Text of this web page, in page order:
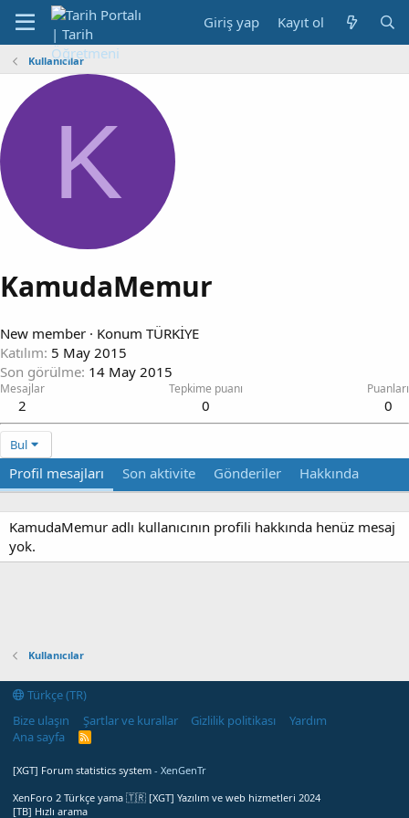
Giriş yap Kayıt ol
Kullanıcılar
K
KamudaMemur
New member · Konum TÜRKİYE
Katılım 5 May 2015
Son görülme 14 May 2015
Mesajlar
2
Tepkime puanı
0
Puanları
0
Bul
Profil mesajları Son aktivite Gönderiler Hakkında
KamudaMemur adlı kullanıcının profili hakkında henüz mesaj
yok.
Kullanıcılar
Türkçe (TR)
Bize ulaşın
Şartlar ve kurallar Gizlilik politikası
Yardım
Ana sayfa
R
[XGT] Forum statistics system - XenGenTr
XenForo 2 Türkçe yama 🇹🇷 [XGT] Yazılım ve web hizmetleri 2024
[TB] Hızlı arama